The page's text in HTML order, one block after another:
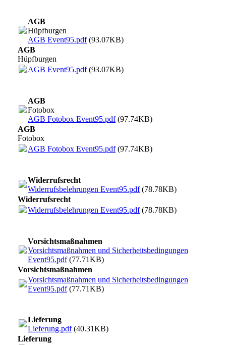
AGB
Hüpfburgen
AGB Event95.pdf(93.07KB)
AGB
Hüpfburgen
AGB Event95.pdf(93.07KB)
AGB
Fotobox
AGB Fotobox Event95.pdf(97.74KB)
AGB
Fotobox
AGB Fotobox Event95.pdf(97.74KB)
Widerrufsrecht
Widerrufsbelehrungen Event95.pdf(78.78KB)
Widerrufsrecht
Widerrufsbelehrungen Event95.pdf(78.78KB)
Vorsichtsmaßnahmen
Vorsichtsmaßnahmen und Sicherheitsbedingungen
Event95.pdf(77.71KB)
Vorsichtsmaßnahmen
Vorsichtsmaßnahmen und Sicherheitsbedingungen
Event95.pdf(77.71KB)
Lieferung
Lieferung.pdf(40.31KB)
Lieferung